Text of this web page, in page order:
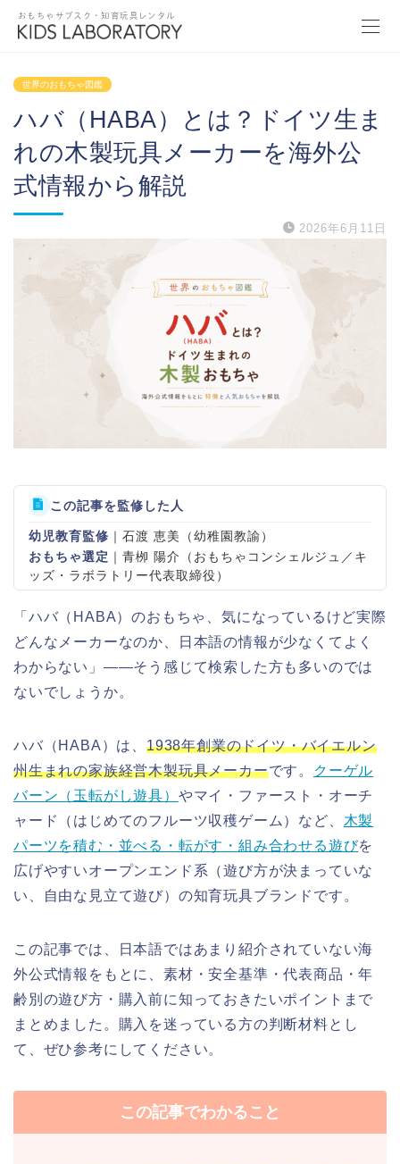
おもちゃサブスク・知育玩具レンタル
世界のおもちゃ図鑑
ハバ（HABA）とは？ドイツ生ま
れの木製玩具メーカーを海外公
式情報から解説
2026年6月11日
この記事を監修した人
幼児教育監修 ｜石渡 恵美（幼稚園教諭）
おもちゃ選定 ｜青栁 陽介（おもちゃコンシェルジュ／キ
ッズ・ラボラトリー代表取締役）
「ハバ（HABA）のおもちゃ、気になっているけど実際
どんなメーカーなのか、日本語の情報が少なくてよく
わからない」——そう感じて検索した方も多いのでは
ないでしょうか。
ハバ（HABA）は、 1938年創業のドイツ・バイエルン
州生まれの家族経営木製玩具メーカーです。
クーゲル
バーン（玉転がし遊具） やマイ・ファースト・オーチ
ャード（はじめてのフルーツ収穫ゲーム）など、 木製
パーツを積む・並べる・転がす・組み合わせる遊びを
広げやすいオープンエンド系（遊び方が決まっていな
い、自由な見立て遊び）の知育玩具ブランドです。
この記事では、日本語ではあまり紹介されていない海
外公式情報をもとに、素材・安全基準・代表商品・年
齢別の遊び方・購入前に知っておきたいポイントまで
まとめました。購入を迷っている方の判断材料とし
て、ぜひ参考にしてください。
この記事でわかること